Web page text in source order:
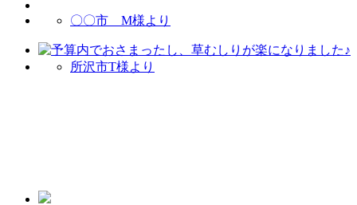
〇〇市 M様より
所沢市T様より